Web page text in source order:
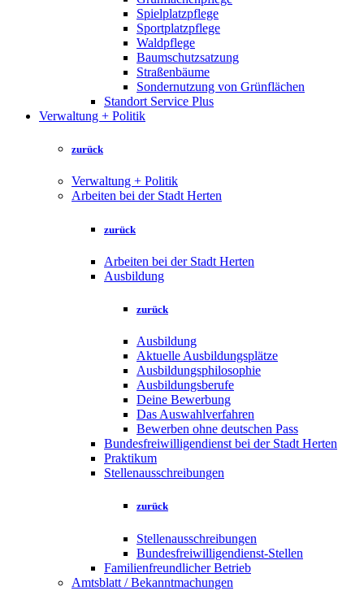
Spielplatzpflege
Sportplatzpflege
Waldpflege
Baumschutzsatzung
Straßenbäume
Sondernutzung von Grünflächen
Standort Service Plus
Verwaltung + Politik
zurück
Verwaltung + Politik
Arbeiten bei der Stadt Herten
zurück
Arbeiten bei der Stadt Herten
Ausbildung
zurück
Ausbildung
Aktuelle Ausbildungsplätze
Ausbildungsphilosophie
Ausbildungsberufe
Deine Bewerbung
Das Auswahlverfahren
Bewerben ohne deutschen Pass
Bundesfreiwilligendienst bei der Stadt Herten
Praktikum
Stellenausschreibungen
zurück
Stellenausschreibungen
Bundesfreiwilligendienst-Stellen
Familienfreundlicher Betrieb
Amtsblatt / Bekanntmachungen